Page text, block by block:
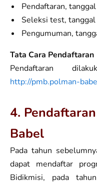
Pendaftaran, tanggal
Seleksi test, tanggal
Pengumuman,
Tata Cara Pendaftaran
Pendaftaran
http://pmb.polman-
4.
Babel
Pada tahun
dapat mendaftar
Bidikmisi, pada